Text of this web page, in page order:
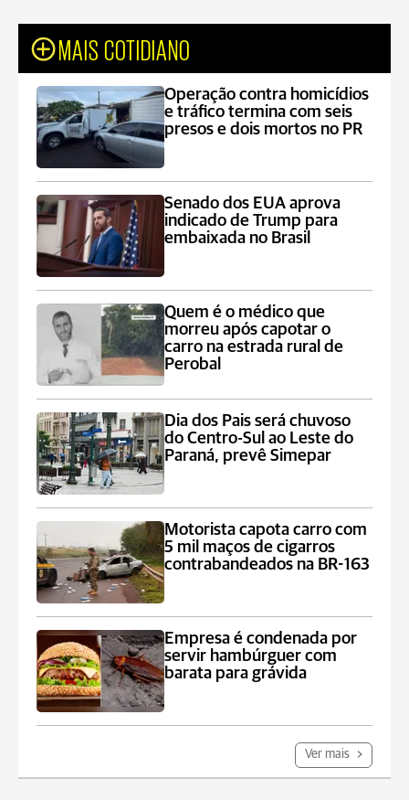
MAIS COTIDIANO
Operação contra homicídios
e tráfico termina com seis
presos e dois mortos no PR
Senado dos EUA aprova
indicado de Trump para
embaixada no Brasil
Quem é o médico que
morreu após capotar o
carro na estrada rural de
Perobal
Dia dos Pais será chuvoso
do Centro-Sul ao Leste do
Paraná, prevê Simepar
Motorista capota carro com
5 mil maços de cigarros
contrabandeados na BR-163
Empresa é condenada por
servir hambúrguer com
barata para grávida
Ver mais